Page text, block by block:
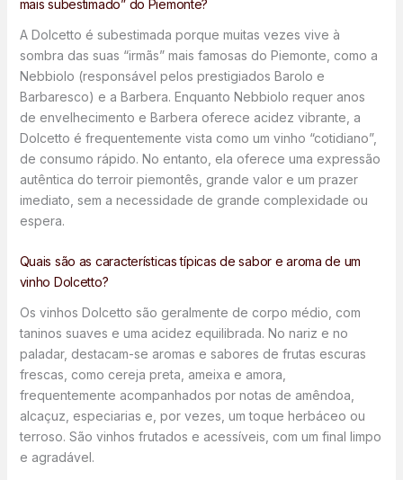
mais subestimado” do Piemonte?
A Dolcetto é subestimada porque muitas vezes vive à
sombra das suas “irmãs” mais famosas do Piemonte, como a
Nebbiolo (responsável pelos prestigiados Barolo e
Barbaresco) e a Barbera. Enquanto Nebbiolo requer anos
de envelhecimento e Barbera oferece acidez vibrante, a
Dolcetto é frequentemente vista como um vinho “cotidiano”,
de consumo rápido. No entanto, ela oferece uma expressão
autêntica do terroir piemontês, grande valor e um prazer
imediato, sem a necessidade de grande complexidade ou
espera.
Quais são as características típicas de sabor e aroma de um
vinho Dolcetto?
Os vinhos Dolcetto são geralmente de corpo médio, com
taninos suaves e uma acidez equilibrada. No nariz e no
paladar, destacam-se aromas e sabores de frutas escuras
frescas, como cereja preta, ameixa e amora,
frequentemente acompanhados por notas de amêndoa,
alcaçuz, especiarias e, por vezes, um toque herbáceo ou
terroso. São vinhos frutados e acessíveis, com um final limpo
e agradável.